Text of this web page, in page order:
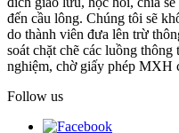
đến cầu lông. Chúng tôi sẽ
do thành viên đưa lên trừ
soát chặt chẽ các luồng
nghiệm, chờ giấy phép MXH
Follow us